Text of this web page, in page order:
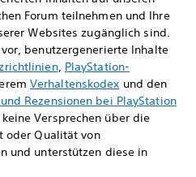
Forum teilnehmen und Ihre
Websites zugänglich sind.
benutzergenerierte Inhalte
, PlayStation-
Verhaltenskodex und den
Rezensionen bei PlayStation
Versprechen über die
oder Qualität von
und unterstützen diese in